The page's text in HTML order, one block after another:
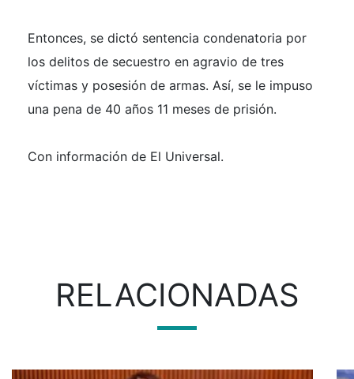
Entonces, se dictó sentencia condenatoria por
los delitos de secuestro en agravio de tres
víctimas y posesión de armas. Así, se le impuso
una pena de 40 años 11 meses de prisión.
Con información de El Universal.
RELACIONADAS